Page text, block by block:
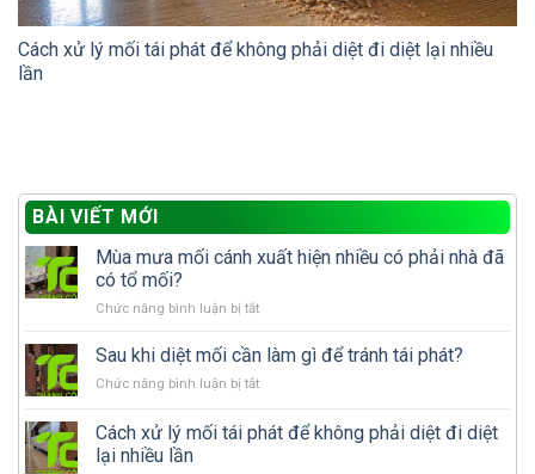
Cách xử lý mối tái phát để không phải diệt đi diệt lại nhiều
lần
BÀI VIẾT MỚI
Mùa mưa mối cánh xuất hiện nhiều có phải nhà đã
có tổ mối?
Chức năng bình luận bị tắtở
mưa
cánh
hiện
Sau khi diệt mối cần làm gì để tránh tái phát?
Chức năng bình luận bị tắtở
khi
diệt
Cách xử lý mối tái phát để không phải diệt đi diệt
lại nhiều lần